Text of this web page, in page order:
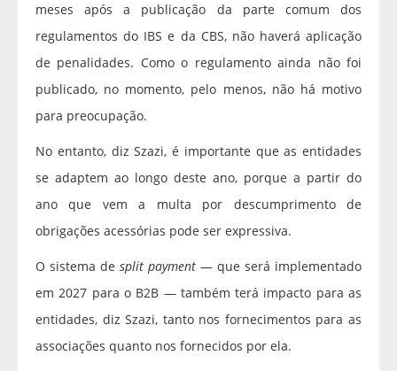
meses após a publicação da parte comum dos
regulamentos do IBS e da CBS, não haverá aplicação
de penalidades. Como o regulamento ainda não foi
publicado, no momento, pelo menos, não há motivo
para preocupação.
No entanto, diz Szazi, é importante que as entidades
se adaptem ao longo deste ano, porque a partir do
ano que vem a multa por descumprimento de
obrigações acessórias pode ser expressiva.
O sistema de split payment — que será implementado
em 2027 para o B2B — também terá impacto para as
entidades, diz Szazi, tanto nos fornecimentos para as
associações quanto nos fornecidos por ela.